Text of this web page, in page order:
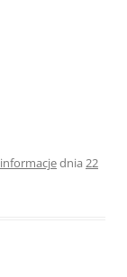
informacjednia 22